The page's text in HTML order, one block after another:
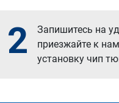
2
Запишитесь на
приезжайте к
установку чип